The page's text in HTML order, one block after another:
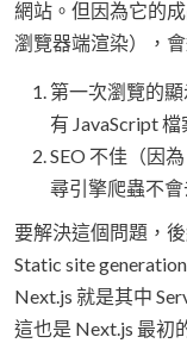
網站。但因為它的
瀏覽器端渲染），
第一次瀏覽的
有 JavaScript 檔
SEO 不佳（因
尋引擎爬蟲不會
要解決這個問題，
Static site
Next.js 就是其中
這也是 Next.js 最初